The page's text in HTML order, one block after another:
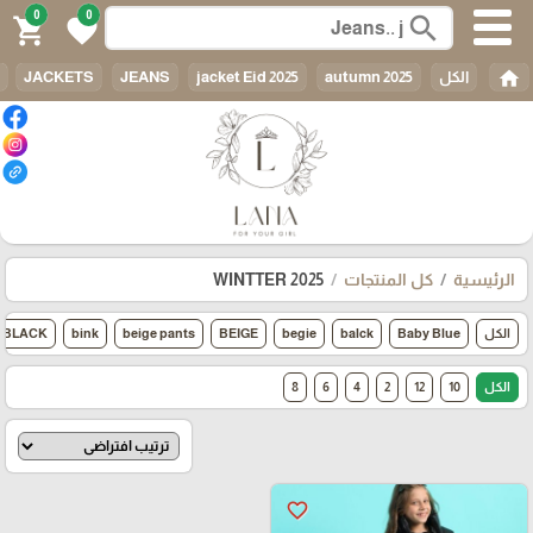
search
0
favorite
0
shopping_cart
home الكل JACKETS JEANS jacket Eid 2025 autumn 2025
الرئيسية كل المنتجات WINTTER 2025
الكل Baby Blue
balck
begie
BEIGE
beige pants
bink
BLACK
الكل 10
12
2
4
6
8
favorite_border